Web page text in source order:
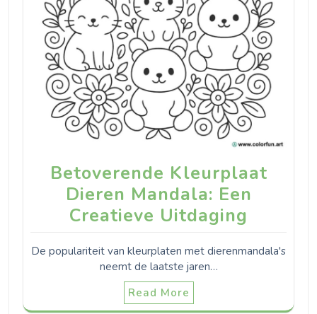
Betoverende Kleurplaat
Dieren Mandala: Een
Creatieve Uitdaging
De populariteit van kleurplaten met dierenmandala's
neemt de laatste jaren…
Read More